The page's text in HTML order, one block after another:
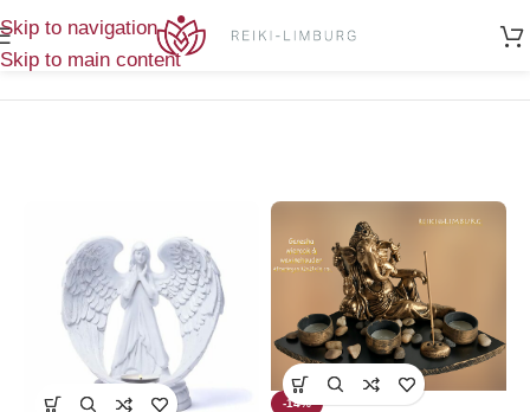
Skip to navigation
Skip to main content
Sfeerlichten
Resultaat 1–12 van de 13 resultaten
wordt getoond
-14%